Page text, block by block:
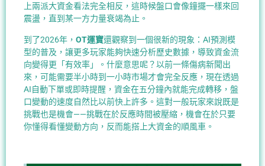
上兩派大資金看法完全相反，這時候盤口會像鐘擺一樣來回
震盪，直到某一方力量衰竭為止。
到了2026年， OT運寶還觀察到一個很新的現象：AI預測模
型的普及，讓更多玩家能夠快速分析歷史數據，導致資金流
向變得更「有效率」。什麼意思呢？以前一條傷病新聞出
來，可能需要半小時到一小時市場才會完全反應，現在透過
AI自動下單或即時提醒，資金在五分鐘內就能完成轉移，盤
口變動的速度自然比以前快上許多。這對一般玩家來說既是
挑戰也是機會——挑戰在於反應時間被壓縮，機會在於只要
你懂得看懂變動方向，反而能搭上大資金的順風車。